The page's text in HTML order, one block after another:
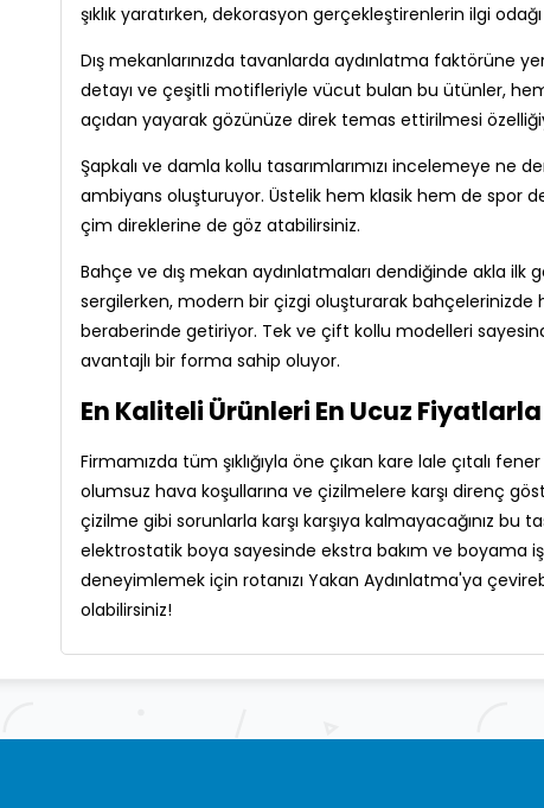
şıklık yaratırken, dekorasyon gerçekleştirenlerin ilgi
Dış mekanlarınızda tavanlarda aydınlatma faktörüne
detayı ve çeşitli motifleriyle vücut bulan bu ütünler,
açıdan yayarak gözünüze direk temas ettirilmesi
Şapkalı ve damla kollu tasarımlarımızı incelemeye ne
ambiyans oluşturuyor. Üstelik hem klasik hem de spor
çim direklerine de göz atabilirsiniz.
Bahçe ve dış mekan aydınlatmaları dendiğinde akla ilk
sergilerken, modern bir çizgi oluşturarak bahçelerinizde
beraberinde getiriyor. Tek ve çift kollu modelleri
avantajlı bir forma sahip oluyor.
En Kaliteli Ürünleri En Ucuz
Firmamızda tüm şıklığıyla öne çıkan kare lale çıtalı
olumsuz hava koşullarına ve çizilmelere karşı direnç
çizilme gibi sorunlarla karşı karşıya kalmayacağınız bu
elektrostatik boya sayesinde ekstra bakım ve boyama
deneyimlemek için rotanızı Yakan Aydınlatma'ya
olabilirsiniz!